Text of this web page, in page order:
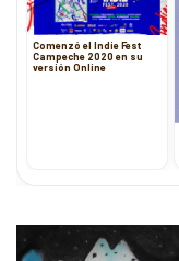
Comenzó el Indie Fest
Campeche 2020 en su
versión Online